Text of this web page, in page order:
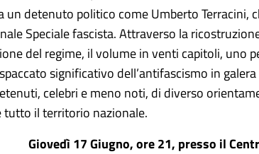
un detenuto politico come Umberto Terracini,
Speciale fascista.Attraverso la
del regime, il volume in venti capitoli, uno
significativo dell’antifascismo in
celebri e meno noti, di diverso
tutto il territorio nazionale.
Giovedì 17 Giugno, ore 21, presso il